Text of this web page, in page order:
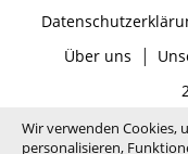
Über uns |
Wir verwenden Cookies,
personalisieren,